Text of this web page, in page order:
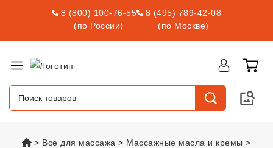
8 (800) 100-76-55
(по России)
8 (495) 789-42-08
(по Москве)
vsexshop.ru
Все для массажа
Массажные масла и кремы